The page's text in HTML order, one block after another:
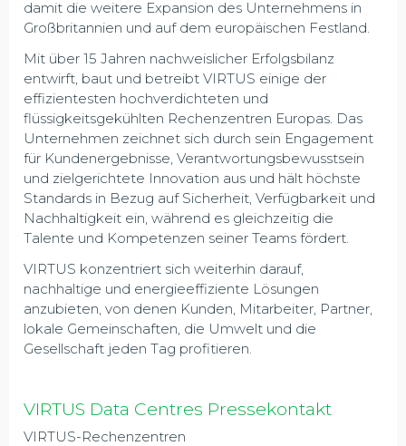
damit die weitere Expansion des Unternehmens in
Großbritannien und auf dem europäischen Festland.
Mit über 15 Jahren nachweislicher Erfolgsbilanz
entwirft, baut und betreibt VIRTUS einige der
effizientesten hochverdichteten und
flüssigkeitsgekühlten Rechenzentren Europas. Das
Unternehmen zeichnet sich durch sein Engagement
für Kundenergebnisse, Verantwortungsbewusstsein
und zielgerichtete Innovation aus und hält höchste
Standards in Bezug auf Sicherheit, Verfügbarkeit und
Nachhaltigkeit ein, während es gleichzeitig die
Talente und Kompetenzen seiner Teams fördert.
VIRTUS konzentriert sich weiterhin darauf,
nachhaltige und energieeffiziente Lösungen
anzubieten, von denen Kunden, Mitarbeiter, Partner,
lokale Gemeinschaften, die Umwelt und die
Gesellschaft jeden Tag profitieren.
VIRTUS Data Centres Pressekontakt
VIRTUS-Rechenzentren